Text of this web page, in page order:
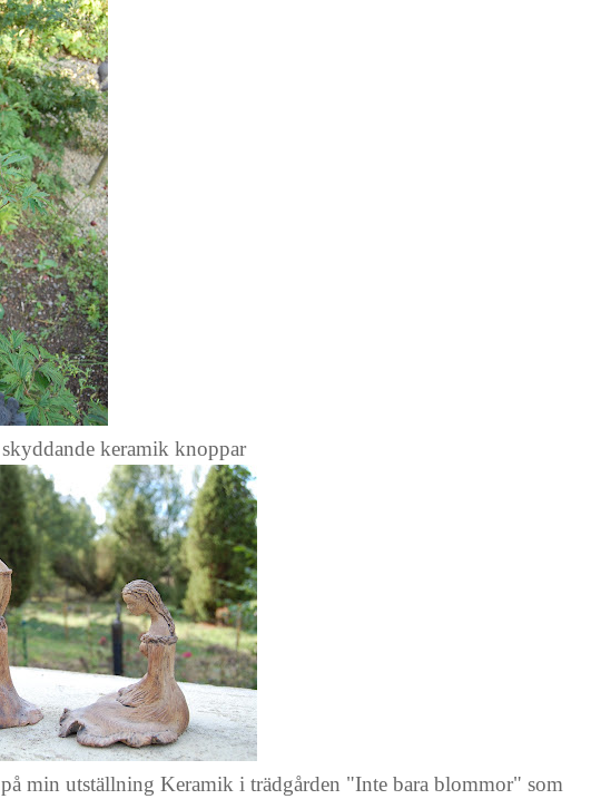
keramik knoppar
min utställning Keramik i trädgården "Inte bara blommor" som